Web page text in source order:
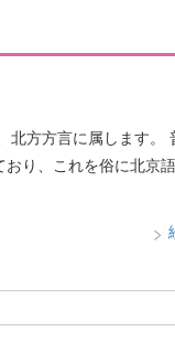
北方方言に属します。
り、これを俗に北京